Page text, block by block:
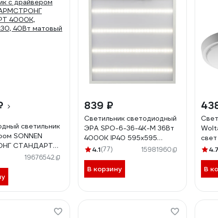
светильник
SONNEN
СТАНДАРТ
40Вт
19676542
839 ₽
Светильник светодиодный
ЭРА SPO-6-36-4K-M 36Вт
4000К IP40 595x595
матовый Б0039319
4.1(77) 15981960
В корзину
4.7
В